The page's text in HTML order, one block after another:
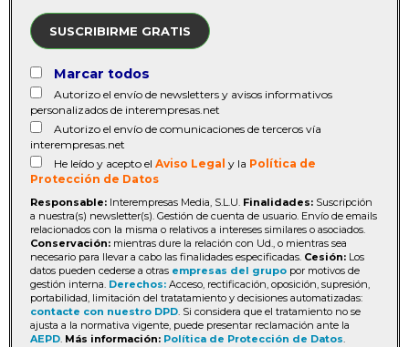
SUSCRIBIRME GRATIS
Marcar todos
Autorizo el envío de newsletters y avisos informativos
personalizados de interempresas.net
Autorizo el envío de comunicaciones de terceros vía
interempresas.net
He leído y acepto el Aviso Legal y la Política de
Protección de Datos
Responsable: Interempresas Media, S.L.U. Finalidades: Suscripción
a nuestra(s) newsletter(s). Gestión de cuenta de usuario. Envío de emails
relacionados con la misma o relativos a intereses similares o asociados.
Conservación: mientras dure la relación con Ud., o mientras sea
necesario para llevar a cabo las finalidades especificadas. Cesión: Los
datos pueden cederse a otras empresas del grupo por motivos de
gestión interna. Derechos: Acceso, rectificación, oposición, supresión,
portabilidad, limitación del tratatamiento y decisiones automatizadas:
contacte con nuestro DPD. Si considera que el tratamiento no se
ajusta a la normativa vigente, puede presentar reclamación ante la
AEPD. Más información: Política de Protección de Datos.